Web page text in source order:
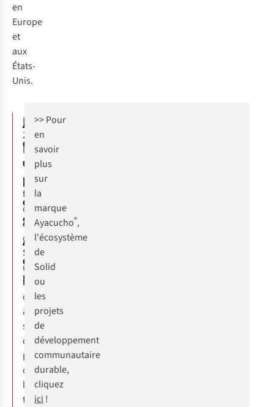
en
Europe
et
aux
États-
Unis.
Aux
origines
de
l'association
entre
Solid,
Ayacucho®
et
Hadithi
En
2000,
les
Verhelst,
une
famille
d'entrepreneurs,
a
créé
Solid,
une
fondation
destinée
à
soutenir
des
projets
qui
leur
tenaient
>> Pour
en
savoir
plus
sur
la
marque
Ayacucho®,
l'écosystème
de
Solid
ou
les
projets
de
développement
communautaire
durable,
cliquez
ici !